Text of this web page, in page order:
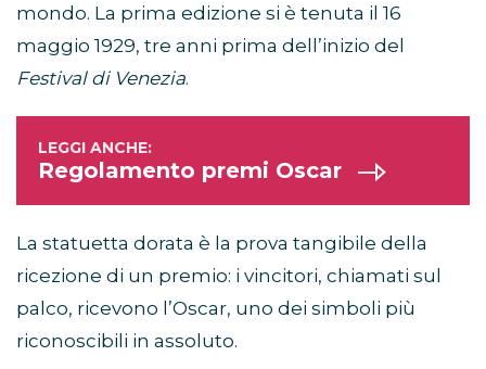
mondo. La prima edizione si è tenuta il 16
maggio 1929, tre anni prima dell’inizio del
Festival di Venezia.
Regolamento premi Oscar
La statuetta dorata è la prova tangibile della
ricezione di un premio: i vincitori, chiamati sul
palco, ricevono l’Oscar, uno dei simboli più
riconoscibili in assoluto.